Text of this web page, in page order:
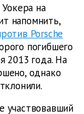
на
напомнить,
Porsche
погибшего
2013 года. На
однако
участвовавший